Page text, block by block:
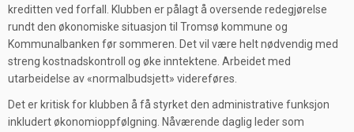
kreditten ved forfall. Klubben er pålagt å oversende redegjørelse
rundt den økonomiske situasjon til Tromsø kommune og
Kommunalbanken før sommeren. Det vil være helt nødvendig med
streng kostnadskontroll og øke inntektene. Arbeidet med
utarbeidelse av «normalbudsjett» videreføres.
Det er kritisk for klubben å få styrket den administrative funksjon
inkludert økonomioppfølgning. Nåværende daglig leder som